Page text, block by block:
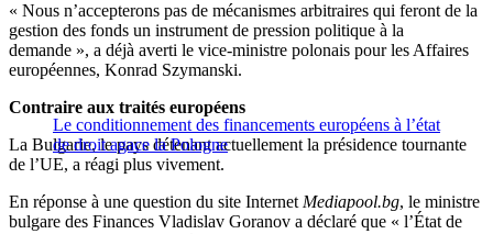
« Nous n’accepterons pas de mécanismes arbitraires qui feront de la
gestion des fonds un instrument de pression politique à la
demande », a déjà averti le vice-ministre polonais pour les Affaires
européennes, Konrad Szymanski.
Le conditionnement des financements européens à l’état
de droit agace la Pologne
Contraire aux traités européens
La Bulgarie, le pays détenant actuellement la présidence tournante
de l’UE, a réagi plus vivement.
En réponse à une question du site Internet Mediapool.bg, le ministre
bulgare des Finances Vladislav Goranov a déclaré que « l’État de